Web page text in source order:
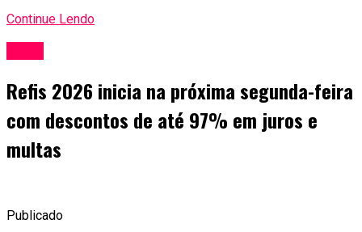
Continue Lendo
Refis 2026 inicia na próxima segunda-feira
com descontos de até 97% em juros e
multas
Publicado